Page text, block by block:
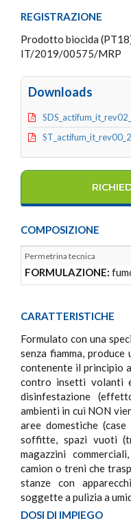
REGISTRAZIONE
Prodotto biocida
IT/2019/00575/MRP
Downloads
COMPOSIZIONE
Permetrina tecnica
FORMULAZIONE:
CARATTERISTICHE
Formulato con una
senza fiamma,
contenente il principio
contro insetti volanti
disinfestazione
ambienti in cui NON
aree domestiche
soffitte, spazi vuoti
magazzini
camion o treni che
stanze con
soggette a pulizia a
DOSI DI IMPIEGO